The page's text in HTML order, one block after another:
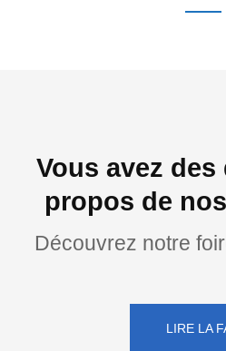
Vous avez
propos de
Découvrez notre
LIRE LA